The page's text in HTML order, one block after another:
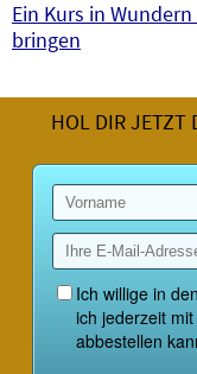
Ein Kurs in
bringen
HOL DIR JETZT